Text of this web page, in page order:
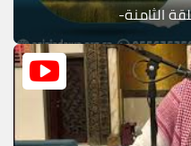
الثامنة-